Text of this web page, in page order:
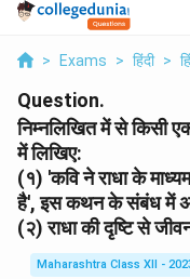
> Exams > हिंदी >
Question.
निम्नलिखित में से किसी
में लिखिए:
(१) 'कवि ने राधा के
है', इस कथन के संबंध में
(२) राधा की दृष्टि से
Maharashtra Class XII -